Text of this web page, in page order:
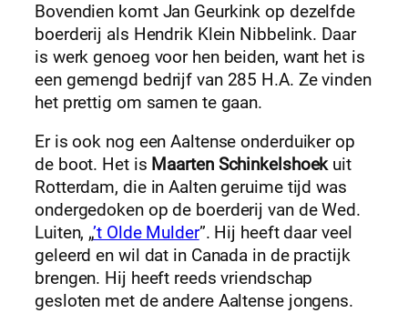
Bovendien komt Jan Geurkink op dezelfde
boerderij als Hendrik Klein Nibbelink. Daar
is werk genoeg voor hen beiden, want het is
een gemengd bedrijf van 285 H.A. Ze vinden
het prettig om samen te gaan.
Er is ook nog een Aaltense onderduiker op
de boot. Het is Maarten Schinkelshoekuit
Rotterdam, die in Aalten geruime tijd was
ondergedoken op de boerderij van de Wed.
Luiten, „’t Olde Mulder”. Hij heeft daar veel
geleerd en wil dat in Canada in de practijk
brengen. Hij heeft reeds vriendschap
gesloten met de andere Aaltense jongens.